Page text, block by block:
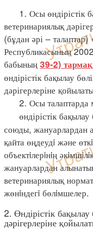
1. Осы өндірістік
ветеринариялық
(бұдан әрі –
Республикасының
бабының 39-2)
өндірістік бақылау
дәрігерлеріне
2. Осы талаптарда
өндірістік
союды, жануарлардан
қайта өңдеудi және
объектiлерiнiң
жануарлардан
ветеринариялық
жөнiндегi бөлiмшелер.
2. Өндірістік
дәрігерлеріне